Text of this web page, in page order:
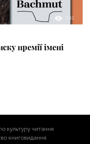
142
премії імені
культуру читання
книговидання